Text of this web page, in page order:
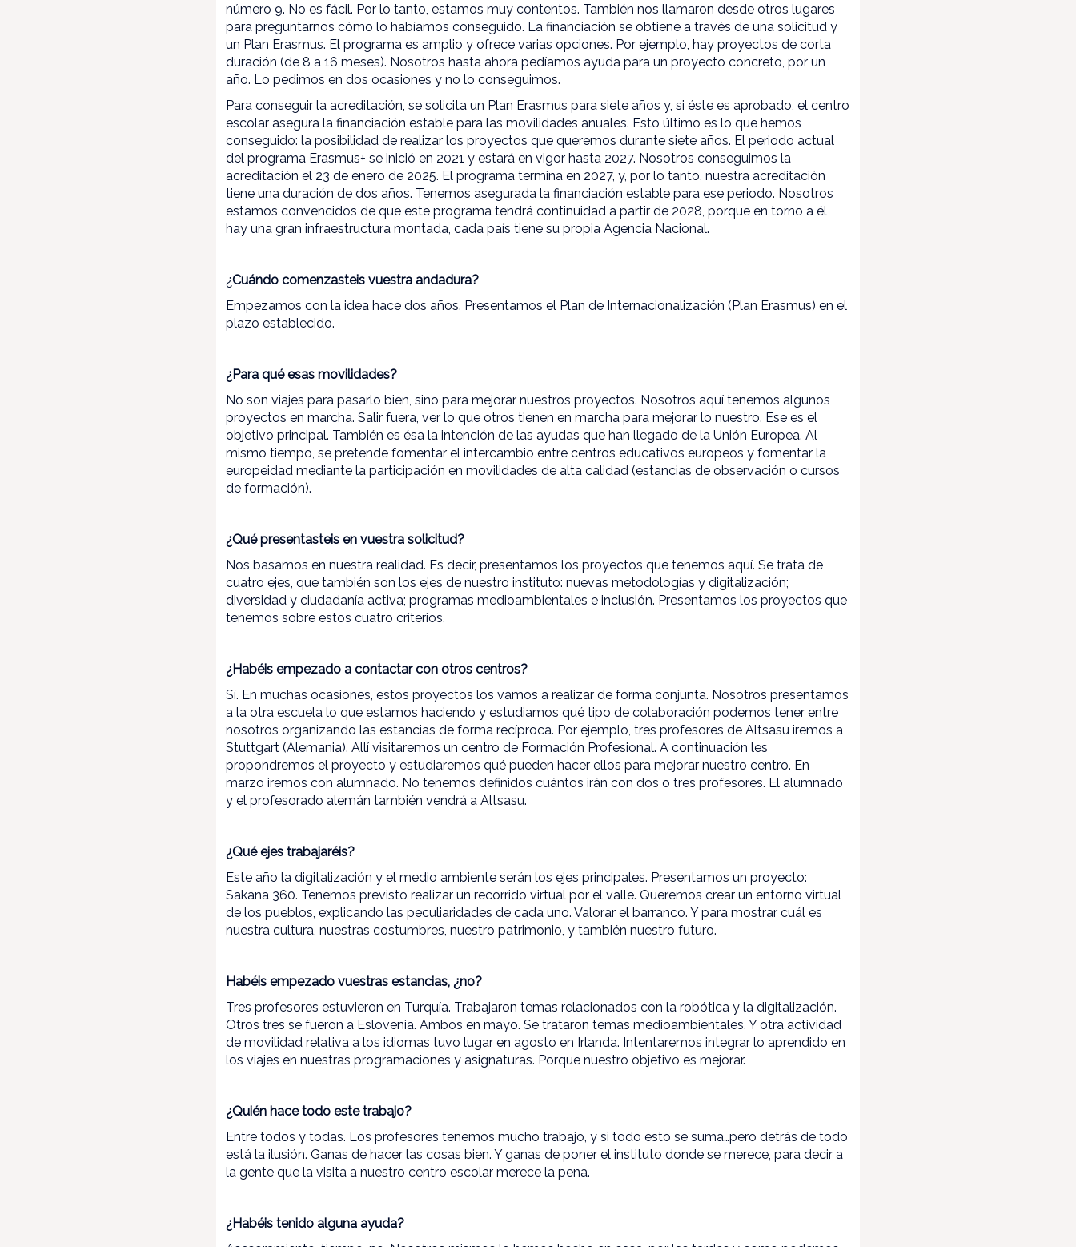
número 9. No es fácil. Por lo tanto, estamos muy contentos. También nos llamaron desde otros lugares
para preguntarnos cómo lo habíamos conseguido. La financiación se obtiene a través de una solicitud y
un Plan Erasmus. El programa es amplio y ofrece varias opciones. Por ejemplo, hay proyectos de corta
duración (de 8 a 16 meses). Nosotros hasta ahora pedíamos ayuda para un proyecto concreto, por un
año. Lo pedimos en dos ocasiones y no lo conseguimos.
Para conseguir la acreditación, se solicita un Plan Erasmus para siete años y, si éste es aprobado, el centro
escolar asegura la financiación estable para las movilidades anuales. Esto último es lo que hemos
conseguido: la posibilidad de realizar los proyectos que queremos durante siete años. El periodo actual
del programa Erasmus+ se inició en 2021 y estará en vigor hasta 2027. Nosotros conseguimos la
acreditación el 23 de enero de 2025. El programa termina en 2027, y, por lo tanto, nuestra acreditación
tiene una duración de dos años. Tenemos asegurada la financiación estable para ese periodo. Nosotros
estamos convencidos de que este programa tendrá continuidad a partir de 2028, porque en torno a él
hay una gran infraestructura montada, cada país tiene su propia Agencia Nacional.
¿Cuándo comenzasteis vuestra andadura?
Empezamos con la idea hace dos años. Presentamos el Plan de Internacionalización (Plan Erasmus) en el
plazo establecido.
¿Para qué esas movilidades?
No son viajes para pasarlo bien, sino para mejorar nuestros proyectos. Nosotros aquí tenemos algunos
proyectos en marcha. Salir fuera, ver lo que otros tienen en marcha para mejorar lo nuestro. Ese es el
objetivo principal. También es ésa la intención de las ayudas que han llegado de la Unión Europea. Al
mismo tiempo, se pretende fomentar el intercambio entre centros educativos europeos y fomentar la
europeidad mediante la participación en movilidades de alta calidad (estancias de observación o cursos
de formación).
¿Qué presentasteis en vuestra solicitud?
Nos basamos en nuestra realidad. Es decir, presentamos los proyectos que tenemos aquí. Se trata de
cuatro ejes, que también son los ejes de nuestro instituto: nuevas metodologías y digitalización;
diversidad y ciudadanía activa; programas medioambientales e inclusión. Presentamos los proyectos que
tenemos sobre estos cuatro criterios.
¿Habéis empezado a contactar con otros centros?
Sí. En muchas ocasiones, estos proyectos los vamos a realizar de forma conjunta. Nosotros presentamos
a la otra escuela lo que estamos haciendo y estudiamos qué tipo de colaboración podemos tener entre
nosotros organizando las estancias de forma recíproca. Por ejemplo, tres profesores de Altsasu iremos a
Stuttgart (Alemania). Allí visitaremos un centro de Formación Profesional. A continuación les
propondremos el proyecto y estudiaremos qué pueden hacer ellos para mejorar nuestro centro. En
marzo iremos con alumnado. No tenemos definidos cuántos irán con dos o tres profesores. El alumnado
y el profesorado alemán también vendrá a Altsasu.
¿Qué ejes trabajaréis?
Este año la digitalización y el medio ambiente serán los ejes principales. Presentamos un proyecto:
Sakana 360. Tenemos previsto realizar un recorrido virtual por el valle. Queremos crear un entorno virtual
de los pueblos, explicando las peculiaridades de cada uno. Valorar el barranco. Y para mostrar cuál es
nuestra cultura, nuestras costumbres, nuestro patrimonio, y también nuestro futuro.
Habéis empezado vuestras estancias, ¿no?
Tres profesores estuvieron en Turquía. Trabajaron temas relacionados con la robótica y la digitalización.
Otros tres se fueron a Eslovenia. Ambos en mayo. Se trataron temas medioambientales. Y otra actividad
de movilidad relativa a los idiomas tuvo lugar en agosto en Irlanda. Intentaremos integrar lo aprendido en
los viajes en nuestras programaciones y asignaturas. Porque nuestro objetivo es mejorar.
¿Quién hace todo este trabajo?
Entre todos y todas. Los profesores tenemos mucho trabajo, y si todo esto se suma…pero detrás de todo
está la ilusión. Ganas de hacer las cosas bien. Y ganas de poner el instituto donde se merece, para decir a
la gente que la visita a nuestro centro escolar merece la pena.
¿Habéis tenido alguna ayuda?